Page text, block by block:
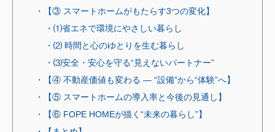
・【③ スマートホームがもたらす3つの変化】
・⑴省エネで環境にやさしい暮らし
・⑵ 時間と心のゆとりを生む暮らし
・⑶安全・安心を守る“見えないパートナー”
・【④ 不動産価値も変わる ― “設備”から“体験”へ】
・【⑤ スマートホームの導入率と今後の見通し】
・【⑥ FOPE HOMEが描く“未来の暮らし”】